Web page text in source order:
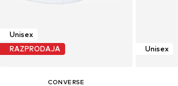
Unisex
RAZPRODAJA
CONVERSE
Unisex